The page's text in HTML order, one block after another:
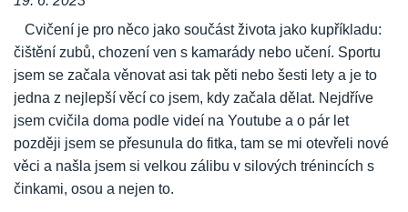
Cvičení je pro něco jako součást života jako kupříkladu:
čištění zubů, chození ven s kamarády nebo učení. Sportu
jsem se začala věnovat asi tak pěti nebo šesti lety a je to
jedna z nejlepší věcí co jsem, kdy začala dělat. Nejdříve
jsem cvičila doma podle videí na Youtube a o pár let
později jsem se přesunula do fitka, tam se mi otevřeli nové
věci a našla jsem si velkou zálibu v silových trénincích s
činkami, osou a nejen to.